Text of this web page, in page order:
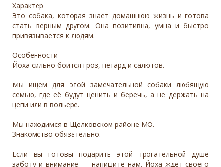
Характер
Это собака, которая знает домашнюю жизнь и готова
стать верным другом. Она позитивна, умна и быстро
привязывается к людям.
Особенности
Йоха сильно боится гроз, петард и салютов.
Мы ищем для этой замечательной собаки любящую
семью, где её будут ценить и беречь, а не держать на
цепи или в вольере.
Мы находимся в Щелковском районе МО.
Знакомство обязательно.
Если вы готовы подарить этой трогательной душе
заботу и внимание — напишите нам. Йоха ждёт своего